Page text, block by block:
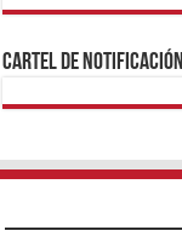
1xbetBetturkeyBetist
https://
Cartel de Notificación